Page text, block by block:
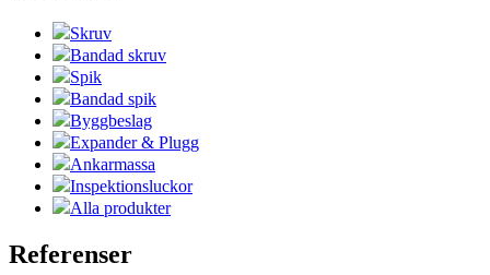
Skruv
Bandad skruv
Spik
Bandad spik
Byggbeslag
Expander & Plugg
Ankarmassa
Inspektionsluckor
Alla produkter
Referenser